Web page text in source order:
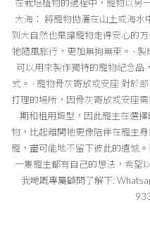
在栽培植物的過程中，寵物以另
大海： 將寵物拋灑在山土或海
到大自然也是讓寵物走得安心的
牠隨風旅行，更加無拘無束。 ·
可以用來製作獨特的寵物紀念品
式。 · 寵物骨灰寄放或安座 對於
打理的場所，因骨灰寄放或安座
期和租用類型，因此寵主在選
物，比起離開牠更像陪伴在寵主
寵，盡可能地不留下彼此的遺憾
一隻寵主都有自己的想法，希望
我哋嘅專屬顧問了解下: